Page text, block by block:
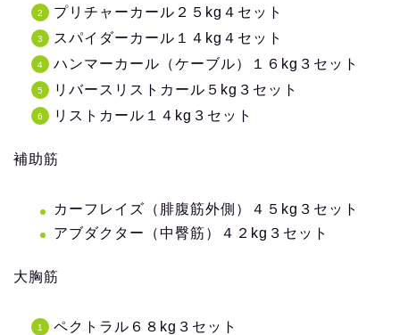
プリチャーカール２５kg４セット
スパイダーカール１４kg４セット
ハンマーカール（ケーブル）１６kg３セット
リバースリストカール５kg３セット
リストカール１４kg３セット
補助筋
カーフレイズ（腓腹筋外側）４５kg３セット
アブダクター（中臀筋）４２kg３セット
大胸筋
ペクトラル６８kg３セット